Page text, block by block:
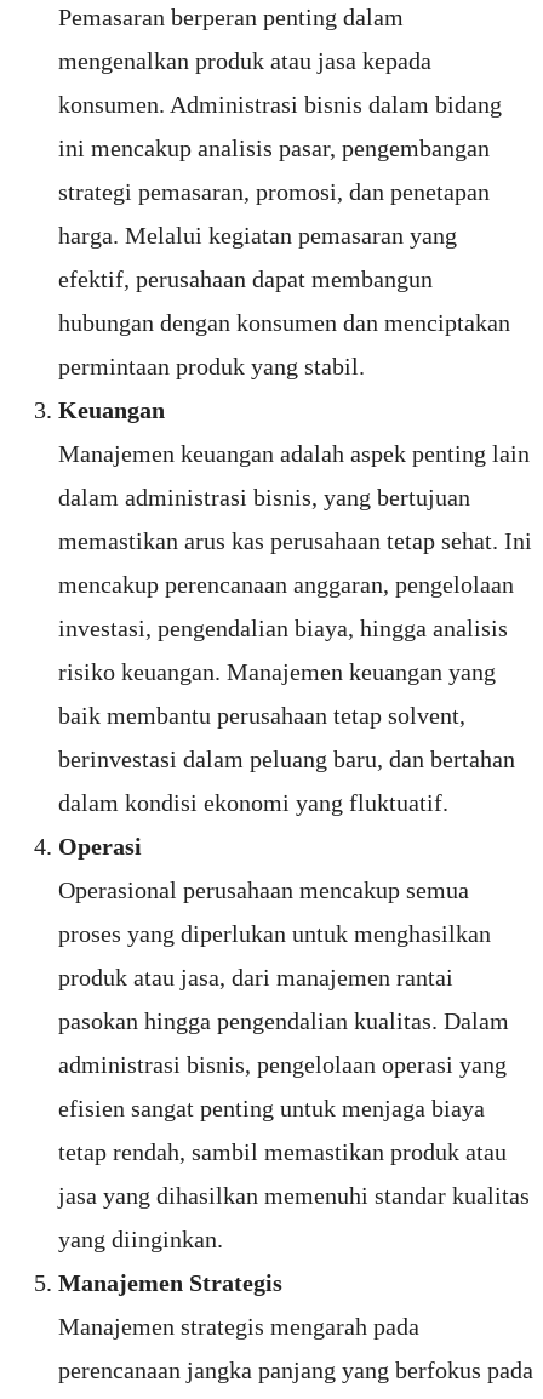
Pemasaran berperan penting dalam
mengenalkan produk atau jasa kepada
konsumen. Administrasi bisnis dalam bidang
ini mencakup analisis pasar, pengembangan
strategi pemasaran, promosi, dan penetapan
harga. Melalui kegiatan pemasaran yang
efektif, perusahaan dapat membangun
hubungan dengan konsumen dan menciptakan
permintaan produk yang stabil.
Keuangan
Manajemen keuangan adalah aspek penting lain
dalam administrasi bisnis, yang bertujuan
memastikan arus kas perusahaan tetap sehat. Ini
mencakup perencanaan anggaran, pengelolaan
investasi, pengendalian biaya, hingga analisis
risiko keuangan. Manajemen keuangan yang
baik membantu perusahaan tetap solvent,
berinvestasi dalam peluang baru, dan bertahan
dalam kondisi ekonomi yang fluktuatif.
Operasi
Operasional perusahaan mencakup semua
proses yang diperlukan untuk menghasilkan
produk atau jasa, dari manajemen rantai
pasokan hingga pengendalian kualitas. Dalam
administrasi bisnis, pengelolaan operasi yang
efisien sangat penting untuk menjaga biaya
tetap rendah, sambil memastikan produk atau
jasa yang dihasilkan memenuhi standar kualitas
yang diinginkan.
Manajemen Strategis
Manajemen strategis mengarah pada
perencanaan jangka panjang yang berfokus pada